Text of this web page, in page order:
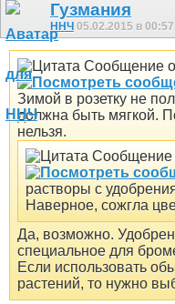
Гузмания
ННЧ 05.02.2015 в
Сообщение
Зимой в розетку не
должна быть мягкой.
нельзя.
Сообщение
растворы с
Наверное, сожгла
Да, возможно.
специальное для
Если использовать
растений, то нужно